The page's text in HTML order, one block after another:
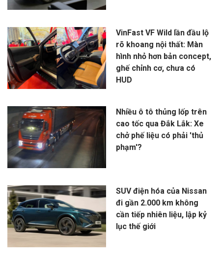
VinFast VF Wild lần đầu lộ
rõ khoang nội thất: Màn
hình nhỏ hơn bản concept,
ghế chỉnh cơ, chưa có
HUD
Nhiều ô tô thủng lốp trên
cao tốc qua Đắk Lắk: Xe
chở phế liệu có phải 'thủ
phạm'?
SUV điện hóa của Nissan
đi gần 2.000 km không
cần tiếp nhiên liệu, lập kỷ
lục thế giới